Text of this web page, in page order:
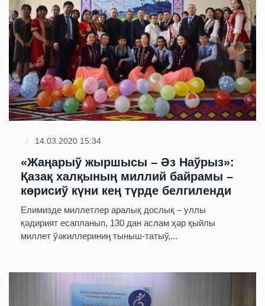
14.03.2020 15:34
«Жаңарыў жыршысы – Әз Наўрыз»:
Қазақ халқының миллий байрамы –
көрисиў күни кең түрде белгиленди
Елимизде миллетлер аралық дослық – уллы
қәдирият есапланып, 130 дан аслам ҳәр қыйлы
миллет ўәкиллериниң тыныш-татыў,...